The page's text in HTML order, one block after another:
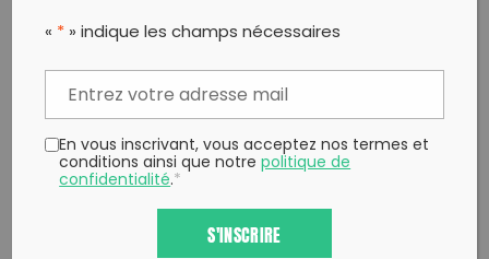
« * » indique les champs nécessaires
En vous inscrivant, vous acceptez nos termes et
conditions ainsi que notrepolitique de
confidentialité.*
S'INSCRIRE